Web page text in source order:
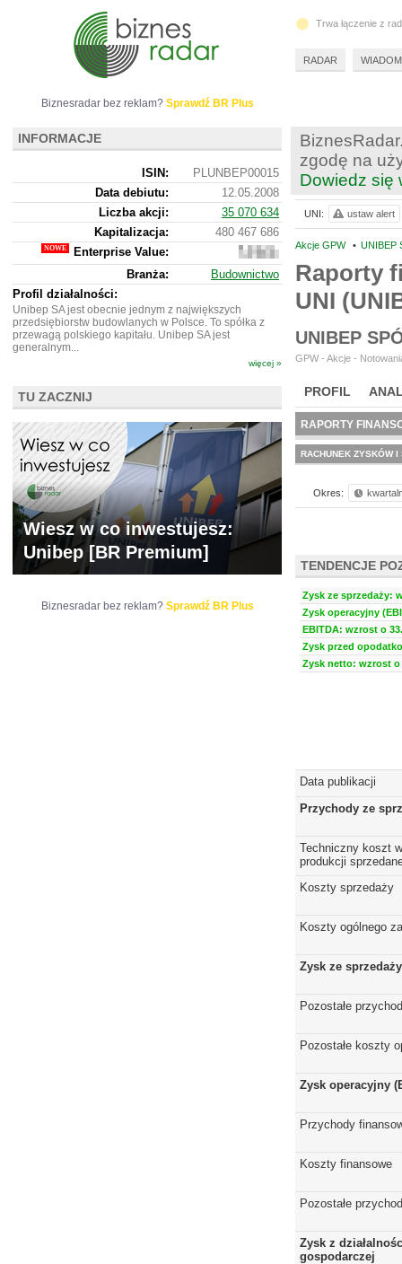
zgodę na
Dowiedz się
Akcje GPW • UNIBEP
Raporty
UNI
UNIBEP
GPW - Akcje -
PROFIL
WYCENA BR
RAPORTY
RACHUNEK ZYSKÓW I
Okres:
TENDENCJE
Zysk ze sprzedaży:
Zysk operacyjny
EBITDA: wzrost o
Zysk przed
Zysk netto: wzrost o
Data publikacji
Przychody ze
Techniczny koszt
produkcji
Koszty sprzedaży
Koszty ogólnego
Zysk ze sprzedaży
Pozostałe
Pozostałe koszty
Zysk operacyjny
Przychody
Koszty finansowe
Pozostałe
Zysk z
gospodarczej
UNI: ustaw alert
Biznesradar bez reklam? Sprawdź BR Plus
INFORMACJE
ISIN:
PLUNBEP00015
Data debiutu:
12.05.2008
Liczba akcji:
35 070 634
Kapitalizacja:
480 467 686
Enterprise Value:
551
331
686
Branża:
Budownictwo
Profil działalności:
Unibep SA jest obecnie jednym z największych
przedsiębiorstw budowlanych w Polsce. To spółka z
przewagą polskiego kapitału. Unibep SA jest
generalnym...
więcej »
TU ZACZNIJ
Wiesz w co inwestujesz:
Unibep [BR Premium]
Biznesradar bez reklam? Sprawdź BR Plus
Trwa łączenie z
RADAR